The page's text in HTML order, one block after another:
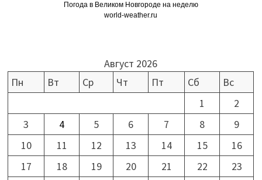
Погода в Великом Новгороде на неделю
world-weather.ru
Август 2026
Пн
Вт Ср Чт Пт Сб
Вс
1
2
3
4 5 6 7 8
9
10
11 12 13 14 15
16
17
18 19 20 21 22
23